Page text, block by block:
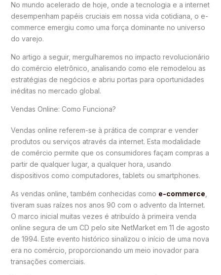
No mundo acelerado de hoje, onde a tecnologia e a internet
desempenham papéis cruciais em nossa vida cotidiana, o e-
commerce emergiu como uma força dominante no universo
do varejo.
No artigo a seguir, mergulharemos no impacto revolucionário
do comércio eletrônico, analisando como ele remodelou as
estratégias de negócios e abriu portas para oportunidades
inéditas no mercado global.
Vendas Online: Como Funciona?
Vendas online referem-se à prática de comprar e vender
produtos ou serviços através da internet. Esta modalidade
de comércio permite que os consumidores façam compras a
partir de qualquer lugar, a qualquer hora, usando
dispositivos como computadores, tablets ou smartphones.
As vendas online, também conhecidas como e-commerce
tiveram suas raízes nos anos 90 com o advento da Internet.
O marco inicial muitas vezes é atribuído à primeira venda
online segura de um CD pelo site NetMarket em 11 de agosto
de 1994. Este evento histórico sinalizou o início de uma nova
era no comércio, proporcionando um meio inovador para
transações comerciais.